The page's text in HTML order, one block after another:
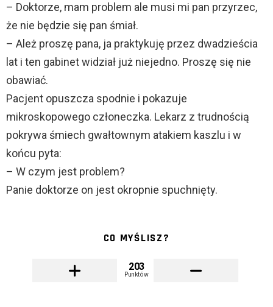
– Doktorze, mam problem ale musi mi pan przyrzec,
że nie będzie się pan śmiał.
– Ależ proszę pana, ja praktykuję przez dwadzieścia
lat i ten gabinet widział już niejedno. Proszę się nie
obawiać.
Pacjent opuszcza spodnie i pokazuje
mikroskopowego członeczka. Lekarz z trudnością
pokrywa śmiech gwałtownym atakiem kaszlu i w
końcu pyta:
– W czym jest problem?
Panie doktorze on jest okropnie spuchnięty.
CO MYŚLISZ?
203
Punktów